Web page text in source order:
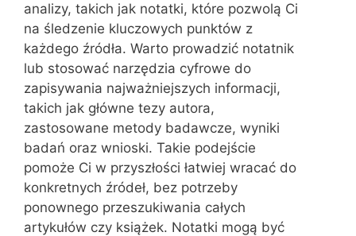
analizy, takich jak notatki, które pozwolą Ci
na śledzenie kluczowych punktów z
każdego źródła. Warto prowadzić notatnik
lub stosować narzędzia cyfrowe do
zapisywania najważniejszych informacji,
takich jak główne tezy autora,
zastosowane metody badawcze, wyniki
badań oraz wnioski. Takie podejście
pomoże Ci w przyszłości łatwiej wracać do
konkretnych źródeł, bez potrzeby
ponownego przeszukiwania całych
artykułów czy książek. Notatki mogą być